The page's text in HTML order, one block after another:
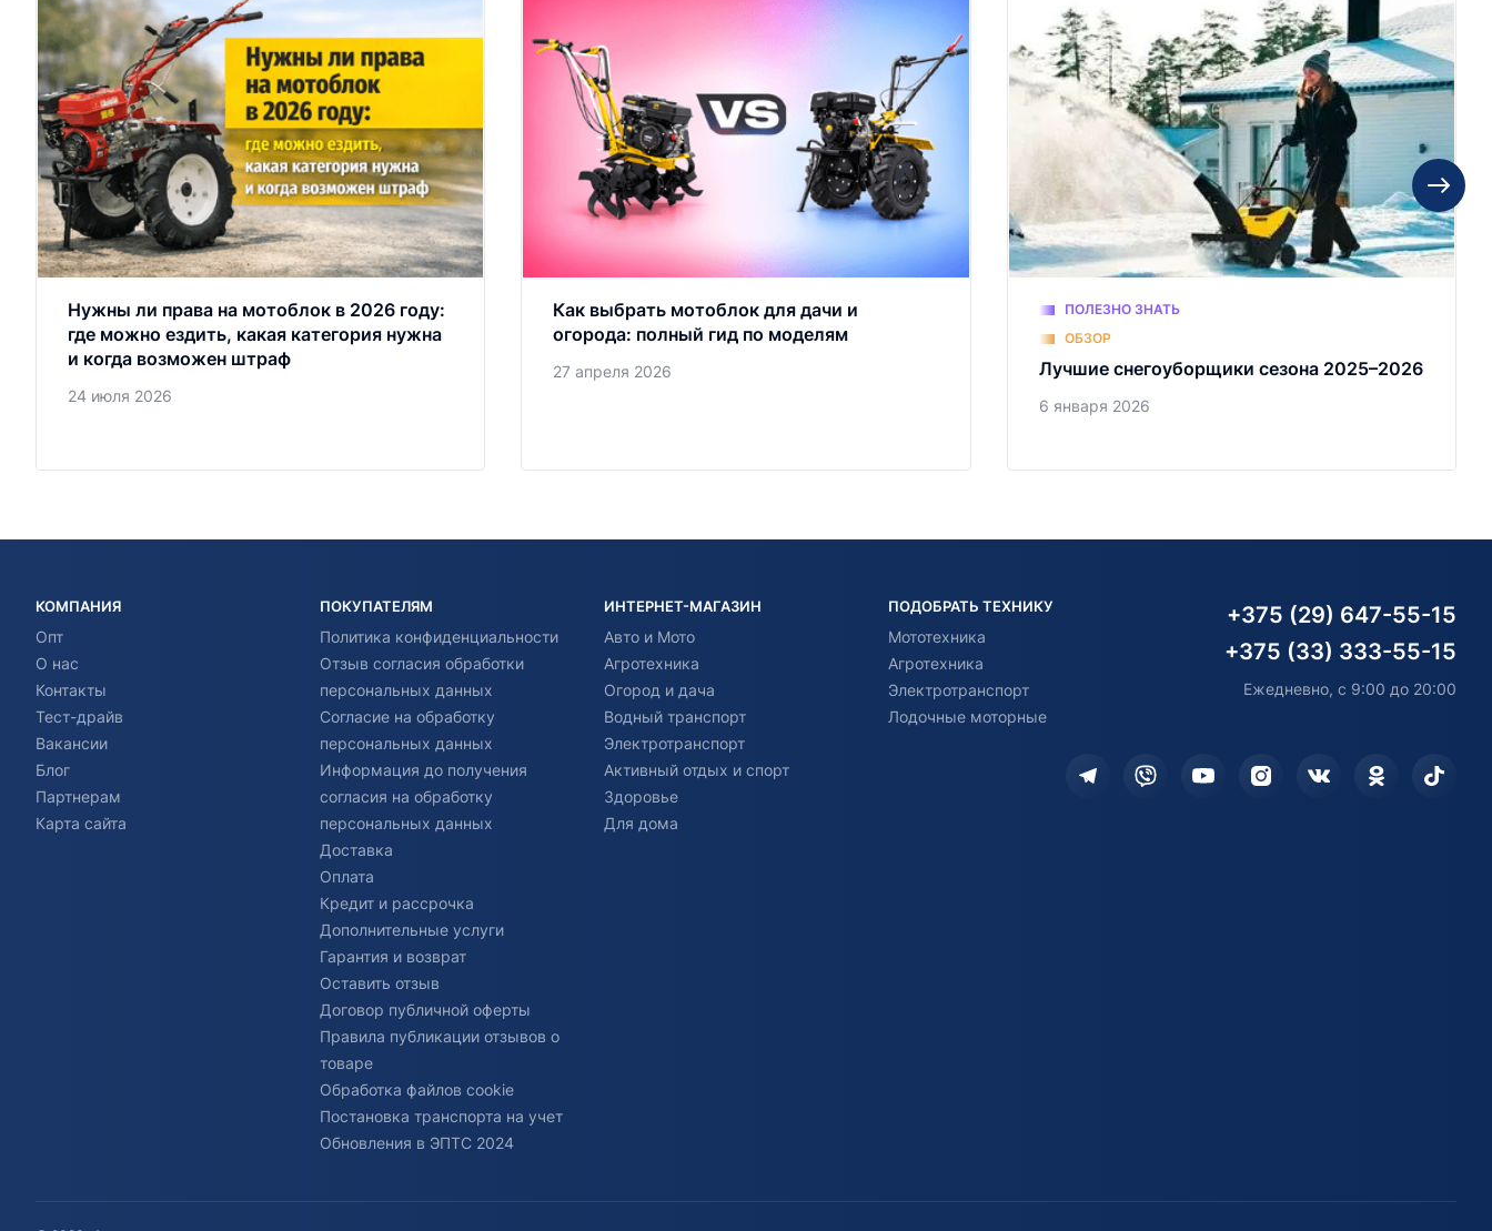
Нужны ли права на мотоблок в 2026 году:
где можно ездить, какая категория нужна
и когда возможен штраф
24 июля 2026
Как выбрать мотоблок для дачи и
огорода: полный гид по моделям
27 апреля 2026
ПОЛЕЗНО ЗНАТЬ
ОБЗОР
Лучшие снегоуборщики сезона 2025–2026
6 января 2026
КОМПАНИЯ
Опт
О нас
Контакты
Тест-драйв
Вакансии
Блог
Партнерам
Карта сайта
ПОКУПАТЕЛЯМ
Политика конфиденциальности
Отзыв согласия обработки
персональных данных
Согласие на обработку
персональных данных
Информация до получения
согласия на обработку
персональных данных
Доставка
Оплата
Кредит и рассрочка
Дополнительные услуги
Гарантия и возврат
Оставить отзыв
Договор публичной оферты
Правила публикации отзывов о
товаре
Обработка файлов cookie
Постановка транспорта на учет
Обновления в ЭПТС 2024
ИНТЕРНЕТ-МАГАЗИН
Авто и Мото
Агротехника
Огород и дача
Водный транспорт
Электротранспорт
Активный отдых и спорт
Здоровье
Для дома
ПОДОБРАТЬ ТЕХНИКУ
Мототехника
Агротехника
Электротранспорт
Лодочные моторные
+375 (29) 647-55-15
+375 (33) 333-55-15
Ежедневно, с 9:00 до 20:00